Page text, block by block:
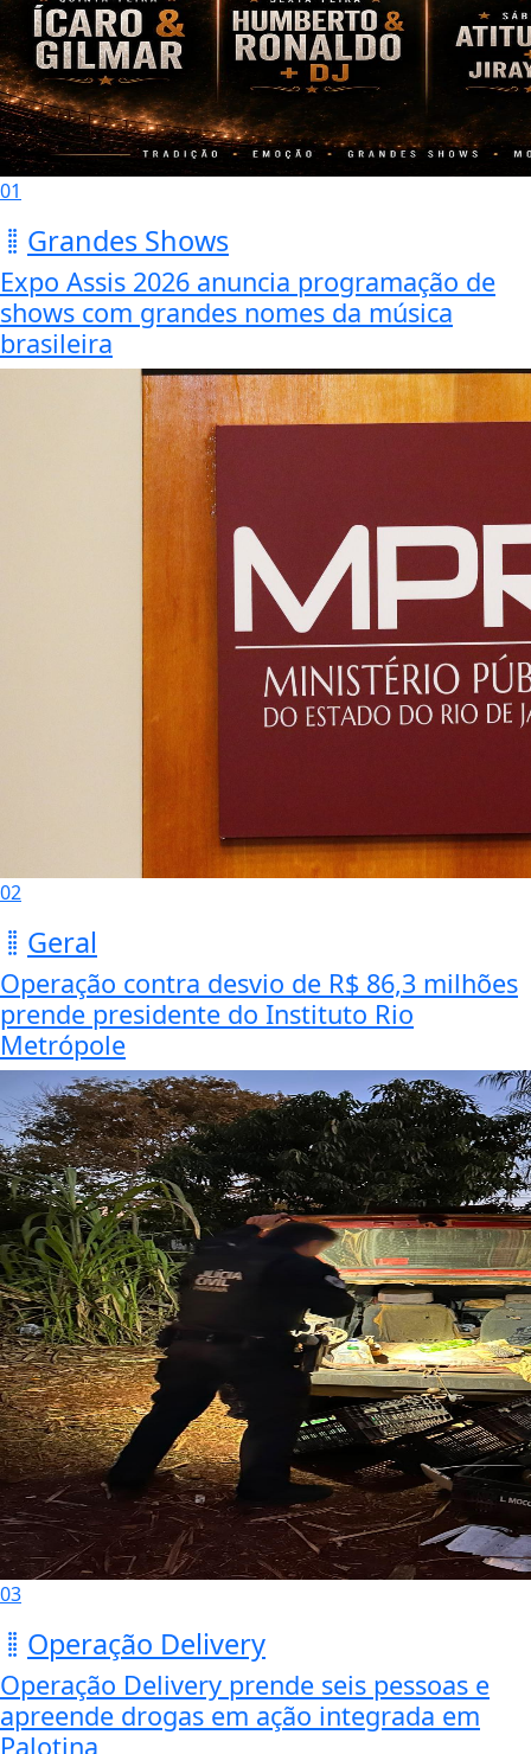
01
Grandes Shows
Expo Assis 2026 anuncia programação de
shows com grandes nomes da música
brasileira
02
Geral
Operação contra desvio de R$ 86,3 milhões
prende presidente do Instituto Rio
Metrópole
03
Operação Delivery
Operação Delivery prende seis pessoas e
apreende drogas em ação integrada em
Palotina